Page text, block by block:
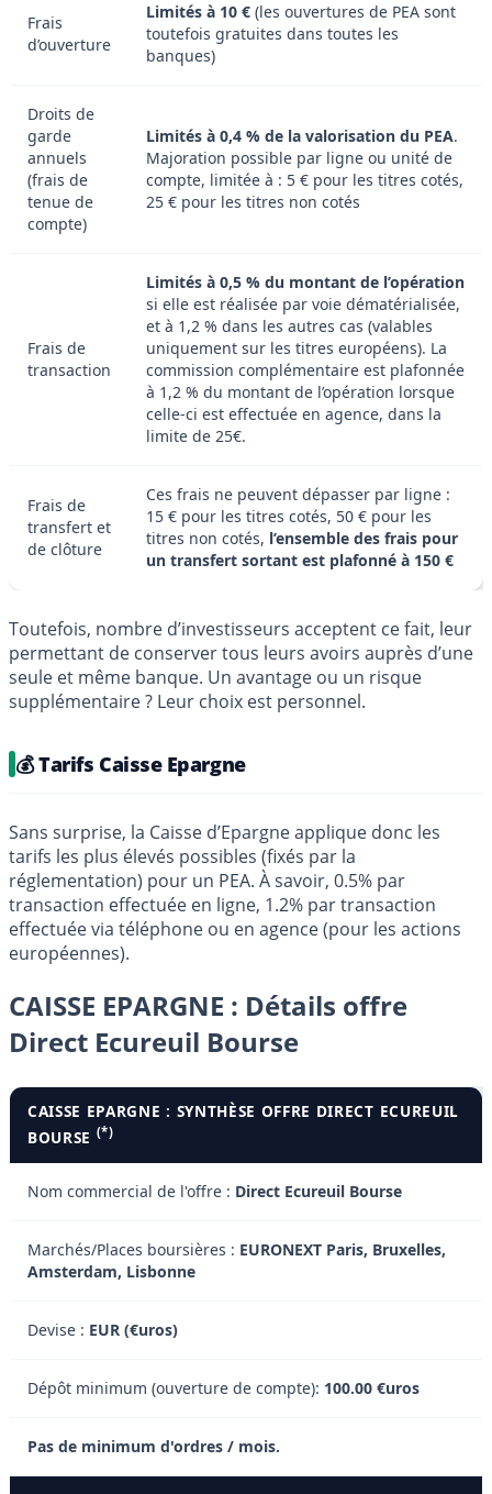
Frais
d’ouverture
Limités à 10 € (les ouvertures de PEA sont
toutefois gratuites dans toutes les
banques)
Droits de
garde
annuels
(frais de
tenue de
compte)
Limités à 0,4 % de la valorisation du PEA.
Majoration possible par ligne ou unité de
compte, limitée à : 5 € pour les titres cotés,
25 € pour les titres non cotés
Frais de
transaction
Limités à 0,5 % du montant de l’opération
si elle est réalisée par voie dématérialisée,
et à 1,2 % dans les autres cas (valables
uniquement sur les titres européens). La
commission complémentaire est plafonnée
à 1,2 % du montant de l’opération lorsque
celle-ci est effectuée en agence, dans la
limite de 25€.
Frais de
transfert et
de clôture
Ces frais ne peuvent dépasser par ligne :
15 € pour les titres cotés, 50 € pour les
titres non cotés, l’ensemble des frais pour
un transfert sortant est plafonné à 150 €
Toutefois, nombre d’investisseurs acceptent ce fait, leur
permettant de conserver tous leurs avoirs auprès d’une
seule et même banque. Un avantage ou un risque
supplémentaire ? Leur choix est personnel.
💰 Tarifs Caisse Epargne
Sans surprise, la Caisse d’Epargne applique donc les
tarifs les plus élevés possibles (fixés par la
réglementation) pour un PEA. À savoir, 0.5% par
transaction effectuée en ligne, 1.2% par transaction
effectuée via téléphone ou en agence (pour les actions
européennes).
CAISSE EPARGNE : Détails offre
Direct Ecureuil Bourse
CAISSE EPARGNE : SYNTHÈSE OFFRE DIRECT ECUREUIL
BOURSE (*)
Nom commercial de l'offre : Direct Ecureuil Bourse
Marchés/Places boursières : EURONEXT Paris, Bruxelles,
Amsterdam, Lisbonne
Devise : EUR (€uros)
Dépôt minimum (ouverture de compte): 100.00 €uros
Pas de minimum d'ordres / mois.